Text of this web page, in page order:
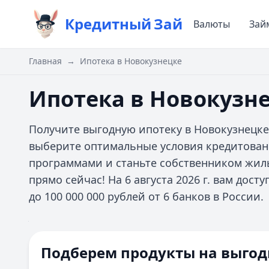
КредитныйЗай Валюты
Главная → Ипотека в Новокузнецке
Ипотека в
Получите выгодную ипотеку в
выберите оптимальные условия
программами и станьте собственником
прямо сейчас! На 6 августа 2026 г. вам
до 100 000 000 рублей от 6 банков в России.
% Все фильтры
Домклик
Цель ипотеки
Подберем продукты на